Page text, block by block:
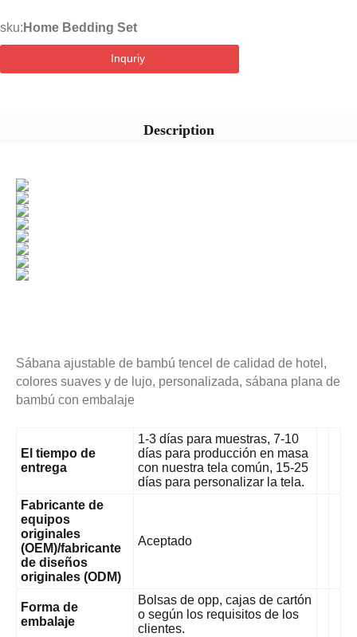
sku: Home Bedding Set
Inquriy
Description
Sábana ajustable de bambú tencel de calidad de hotel,
colores suaves y de lujo, personalizada, sábana plana de
bambú con embalaje
El tiempo de
entrega
1-3 días para muestras, 7-10
días para producción en masa
con nuestra tela común, 15-25
días para personalizar la tela.
Fabricante de
equipos
originales
(OEM)/fabricante
de diseños
originales (ODM)
Aceptado
Forma de
embalaje
Bolsas de opp, cajas de cartón
o según los requisitos de los
clientes.